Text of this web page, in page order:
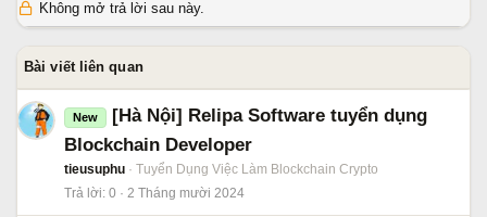
c
o
s
:
Không mở trả lời sau này.
Bài viết liên quan
New
[Hà Nội] Relipa Software tuyển dụng
Blockchain Developer
tieusuphu
Tuyển Dụng Việc Làm Blockchain Crypto
Trả lời 0 2 Tháng mười 2024